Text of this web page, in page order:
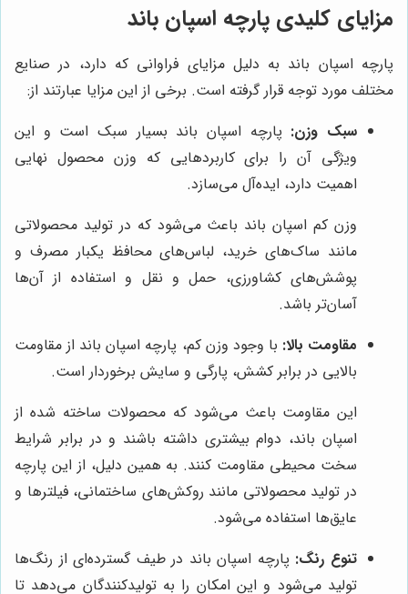
مزایای کلیدی پارچه اسپان باند
پارچه اسپان باند به دلیل مزایای فراوانی که دارد، در صنایع
مختلف مورد توجه قرار گرفته است. برخی از این مزایا عبارتند از:
سبک وزن: پارچه اسپان باند بسیار سبک است و این
ویژگی آن را برای کاربردهایی که وزن محصول نهایی
اهمیت دارد، ایده‌آل می‌سازد.
وزن کم اسپان باند باعث می‌شود که در تولید محصولاتی
مانند ساک‌های خرید، لباس‌های محافظ یکبار مصرف و
پوشش‌های کشاورزی، حمل و نقل و استفاده از آن‌ها
آسان‌تر باشد.
مقاومت بالا: با وجود وزن کم، پارچه اسپان باند از مقاومت
بالایی در برابر کشش، پارگی و سایش برخوردار است.
این مقاومت باعث می‌شود که محصولات ساخته شده از
اسپان باند، دوام بیشتری داشته باشند و در برابر شرایط
سخت محیطی مقاومت کنند. به همین دلیل، از این پارچه
در تولید محصولاتی مانند روکش‌های ساختمانی، فیلترها و
عایق‌ها استفاده می‌شود.
تنوع رنگ: پارچه اسپان باند در طیف گسترده‌ای از رنگ‌ها
تولید می‌شود و این امکان را به تولیدکنندگان می‌دهد تا